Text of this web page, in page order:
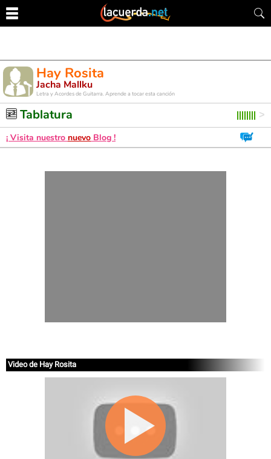
Hay Rosita
Jacha Mallku
Letra y Acordes de Guitarra. Aprende a tocar esta canción
Tablatura
¡ Visita nuestro nuevo Blog !
Video de Hay Rosita